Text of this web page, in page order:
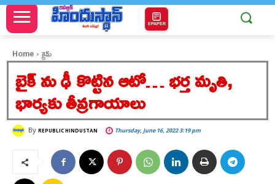
EPAPER
Home క్రైమ్
బైక్ ను ఢీ కొట్టిన ఆటో… భర్త మృతి,
భార్యకు తీవ్రగాయాలు
By REPUBLIC HINDUSTAN Thursday, June 16, 2022 3:19 pm